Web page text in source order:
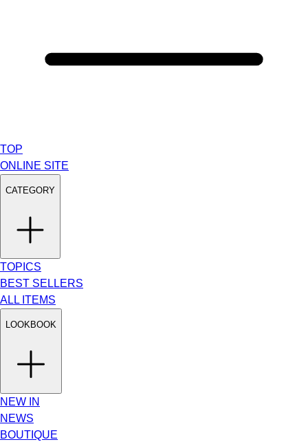
TOP
ONLINE SITE
CATEGORY
TOPICS
BEST SELLERS
ALL ITEMS
LOOKBOOK
NEW IN
NEWS
BOUTIQUE